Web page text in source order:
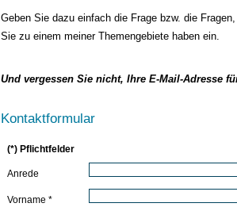
Geben Sie dazu einfach die Frage bzw. die
Sie zu einem meiner Themengebiete haben ein.
Und vergessen Sie nicht, Ihre E-Mail-Adresse
Kontaktformular
(*) Pflichtfelder
Anrede
Vorname *